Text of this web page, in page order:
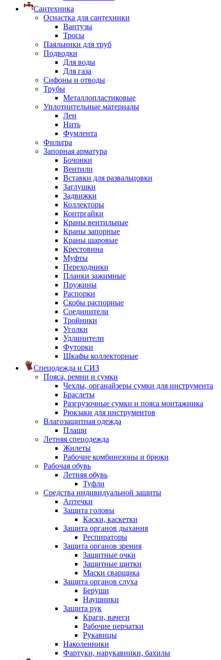
Сантехника
Оснастка для сантехники
Вантузы
Тросы
Паяльники для труб
Подводки
Для воды
Для газа
Сифоны и отводы
Трубы
Металлопластиковые
Уплотнительные материалы
Лен
Нить
Фумлента
Фильтра
Запорная арматура
Бочонки
Вентили
Вставки для развальцовки
Заглушки
Задвижки
Коллекторы
Контргайки
Краны вентильные
Краны запорные
Краны шаровые
Крестовина
Муфты
Переходники
Планки зажимные
Пружины
Распорки
Скобы распорные
Соединители
Тройники
Уголки
Удлинители
Футорки
Шкафы коллекторные
Спецодежда и СИЗ
Пояса, ремни и сумки
Чехлы, органайзеры сумки для инструмента
Браслеты
Разгрузочные сумки и пояса монтажника
Рюкзаки для инструментов
Влагозащитная одежда
Плащи
Летняя спецодежда
Жилеты
Рабочие комбинезоны и брюки
Рабочая обувь
Летняя обувь
Туфли
Средства индивидуальной защиты
Аптечки
Защита головы
Каски, каскетки
Защита органов дыхания
Респираторы
Защита органов зрения
Защитные очки
Защитные щитки
Маски сварщика
Защита органов слуха
Беруши
Наушники
Защита рук
Краги, вачеги
Рабочие перчатки
Рукавицы
Наколенники
Фартуки, нарукавники, бахилы